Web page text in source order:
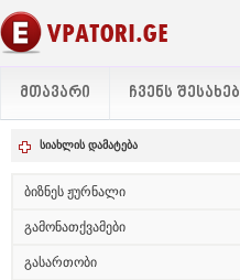
ᲛᲗᲐᲕᲐᲠᲘ ᲩᲕᲔᲜᲡ ᲨᲔᲡᲐᲮᲔᲑ
სიახლის დამატება
ბიზნეს ჟურნალი
გამონათქვამები
გასართობი